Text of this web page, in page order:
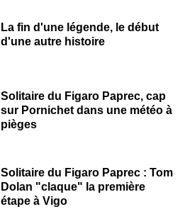
La fin d'une légende, le début
d'une autre histoire
Solitaire du Figaro Paprec, cap
sur Pornichet dans une météo à
pièges
Solitaire du Figaro Paprec : Tom
Dolan "claque" la première
étape à Vigo